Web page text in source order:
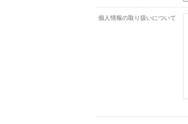
個人情報の取り扱いについて